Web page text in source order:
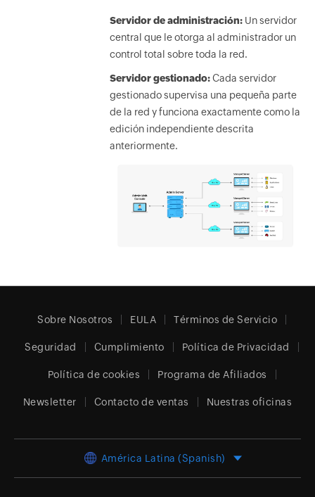
Servidor de administración:Un servidor
central que le otorga al administrador un
control total sobre toda la red.
Servidor gestionado:Cada servidor
gestionado supervisa una pequeña parte
de la red y funciona exactamente como la
edición independiente descrita
anteriormente.
Sobre Nosotros EULA Términos de Servicio
Seguridad Cumplimiento Política de Privacidad
Política de cookies Programa de Afiliados
Newsletter Contacto de ventas Nuestras oficinas
América Latina (Spanish)